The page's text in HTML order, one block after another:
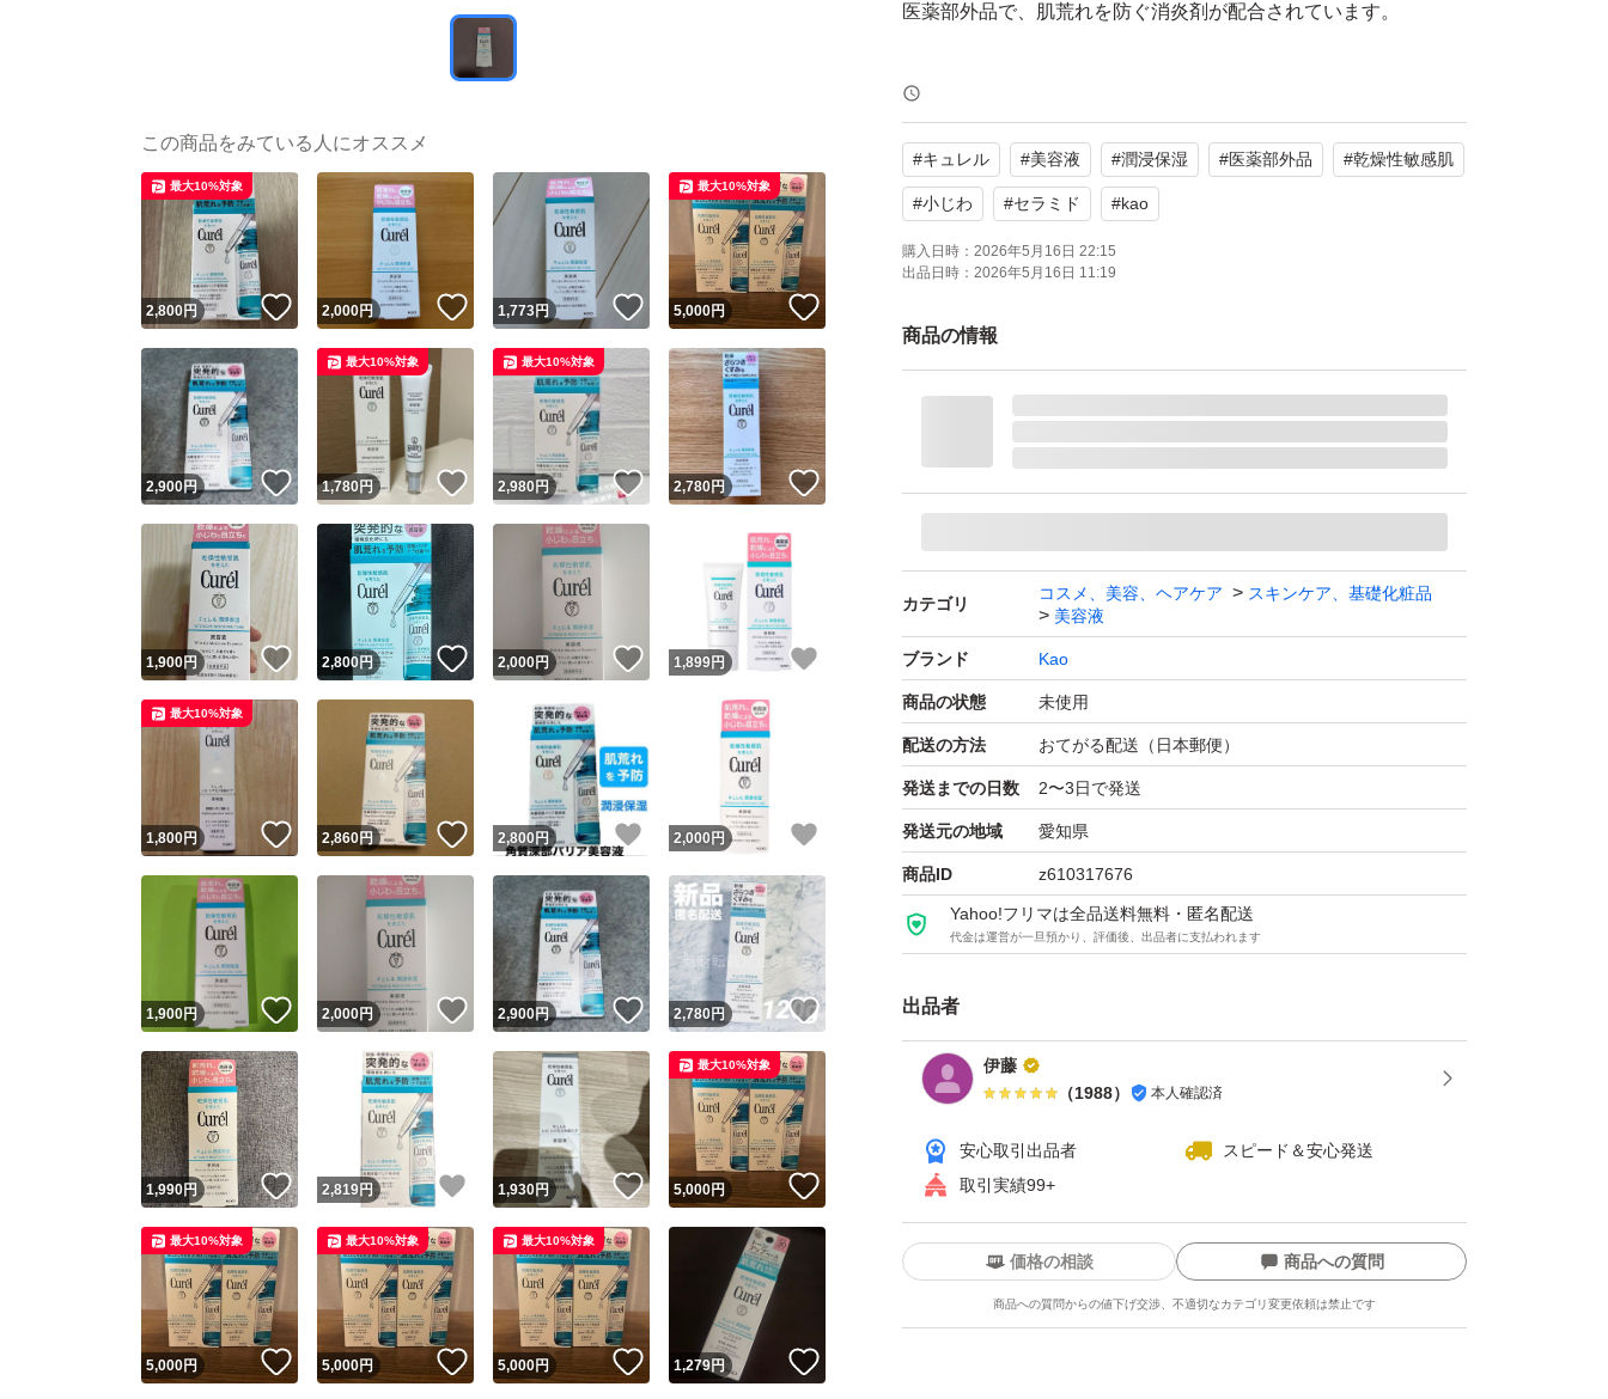
医薬部外品で、肌荒れを防ぐ消炎剤が配合されています。
【ブランド】Kao (キュレル)
【商品名】潤浸保湿 美容液 Wrinkle Moisture Essence
【内容量】40g（類似商品の情報から推定）
【商品の状態】未使用
【その他】医薬部外品、消炎剤配合
#キュレル #美容液 #潤浸保湿 #医薬部外品 #乾燥性敏感肌
#小じわ #セラミド #kao
購入日時： 2026年5月16日 22:15
出品日時： 2026年5月16日 11:19
商品の情報
カテゴリ
コスメ、美容、ヘアケア
スキンケア、基礎化粧品
美容液
ブランド Kao
商品の状態 未使用
配送の方法 おてがる配送（日本郵便）
発送までの日数 2〜3日で発送
発送元の地域 愛知県
商品ID z610317676
Yahoo!フリマは全品送料無料・匿名配送
代金は運営が一旦預かり、評価後、出品者に支払われます
出品者
伊藤
（1988） 本人確認済
安心取引出品者
スピード＆安心発送
取引実績99+
ユーザーの実績について
価格の相談 商品への質問
商品への質問からの値下げ交渉、不適切なカテゴリ変更依頼は禁止です
この商品をみている人にオススメ
2,800円 いいね！
最大10%対象
2,000円 いいね！
1,773円 いいね！
5,000円 いいね！
最大10%対象
2,900円 いいね！
1,780円 いいね！
最大10%対象
2,980円 いいね！
最大10%対象
2,780円 いいね！
1,900円 いいね！
2,800円 いいね！
2,000円 いいね！
1,899円
1,800円 いいね！
最大10%対象
2,860円 いいね！
2,800円 いいね！
2,000 円
1,900円 いいね！
2,000円 いいね！
2,900円 いいね！
2,780円 いいね！
1,990円 いいね！
2,819円 いいね！
1,930円 いいね！
5,000円 いいね！
最大10%対象
5,000円 いいね！
最大10%対象
5,000円 いいね！
最大10%対象
5,000円 いいね！
最大10%対象
1,279円